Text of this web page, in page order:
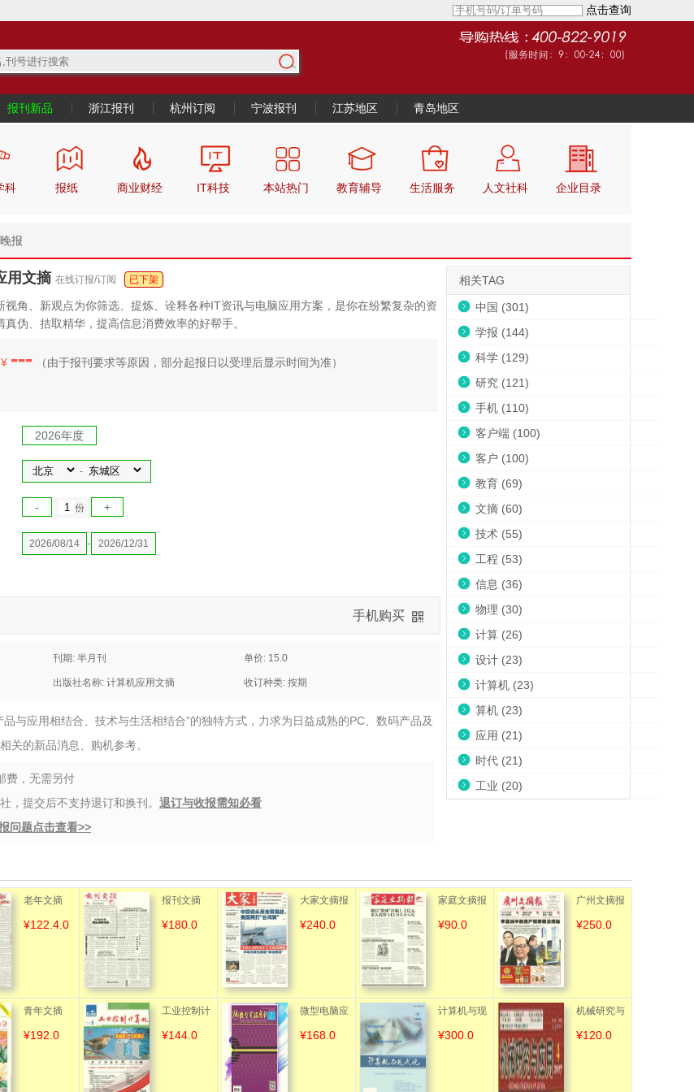
点击查询
报刊新品 浙江报刊 杭州订阅 宁波报刊 江苏地区 青岛地区
科 报纸 商业财经 IT科技 本站热门 教育辅导 生活服务 人文社科 企业目录
报
用文摘在线订报/订阅 已下架
视角、新观点为你筛选、提炼、诠释各种IT资讯与电脑应用方案，是你在纷繁复杂的资
真伪、拮取精华，提高信息消费效率的好帮手。
¥ --- （由于报刊要求等原因，部分起报日 以受理后显示时间为准）
2026年度
-
- 份 +
2026/08/14 - 2026/12/31
手机购买
刊期: 半月刊 单价: 15.0
出版社名称: 计算机应用文摘 收订种类: 按期
与应用相结合、技术与生活相结合”的独特方式，力求为日益成熟的PC、数码产品及
关的新品消息、购机参考。
费，无需另付
，提交后不支持退订和换刊。 退订与收报需知必看
问题点击查看>>
相关TAG
中国 (301)
学报 (144)
科学 (129)
研究 (121)
手机 (110)
客户端 (100)
客户 (100)
教育 (69)
文摘 (60)
技术 (55)
工程 (53)
信息 (36)
物理 (30)
计算 (26)
设计 (23)
计算机 (23)
算机 (23)
应用 (21)
时代 (21)
工业 (20)
老年文摘
（标准版）
¥122.4.0
报刊文摘
¥180.0
大家文摘报
¥240.0
家庭文摘报
¥90.0
广州文摘报
¥250.0
青年文摘
（彩版）
¥192.0
工业控制计
算机
¥144.0
微型电脑应
用
¥168.0
计算机与现
代化
¥300.0
机械研究与
应用
¥120.0